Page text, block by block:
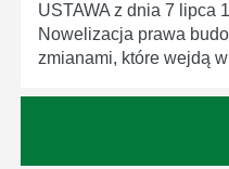
USTAWA z dnia 7 lipca
Nowelizacja prawa
zmianami, które wejdą